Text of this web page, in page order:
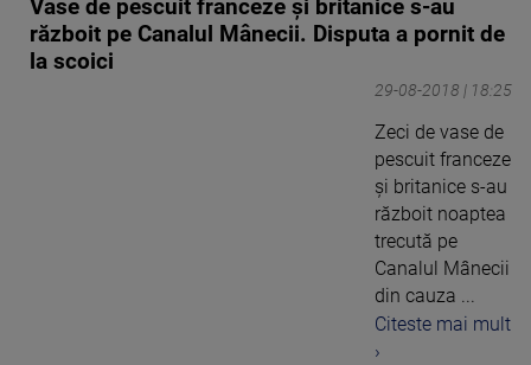
Vase de pescuit franceze și britanice s-au
războit pe Canalul Mânecii. Disputa a pornit de
la scoici
29-08-2018 | 18:25
​Zeci de vase de
pescuit franceze
și britanice s-au
războit noaptea
trecută pe
Canalul Mânecii
din cauza ...
Citeste mai mult
›